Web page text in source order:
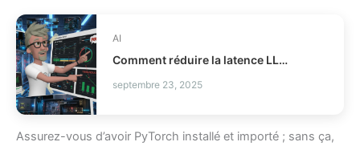
AI
Comment réduire la latence LLM et les coûts en production ?
septembre 23, 2025
Assurez-vous d’avoir PyTorch installé et importé ; sans ça,